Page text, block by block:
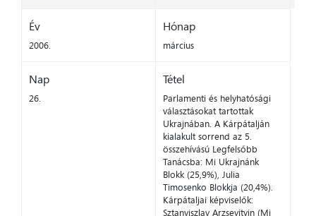
Év
2006.
Hónap
március
Nap
26.
Tétel
Parlamenti és helyhatósági
választásokat tartottak
Ukrajnában. A Kárpátalján
kialakult sorrend az 5.
összehívású Legfelsőbb
Tanácsba: Mi Ukrajnánk
Blokk (25,9%), Julia
Timosenko Blokkja (20,4%).
Kárpátaljai képviselők:
Sztanyiszlav Arzsevityin (Mi